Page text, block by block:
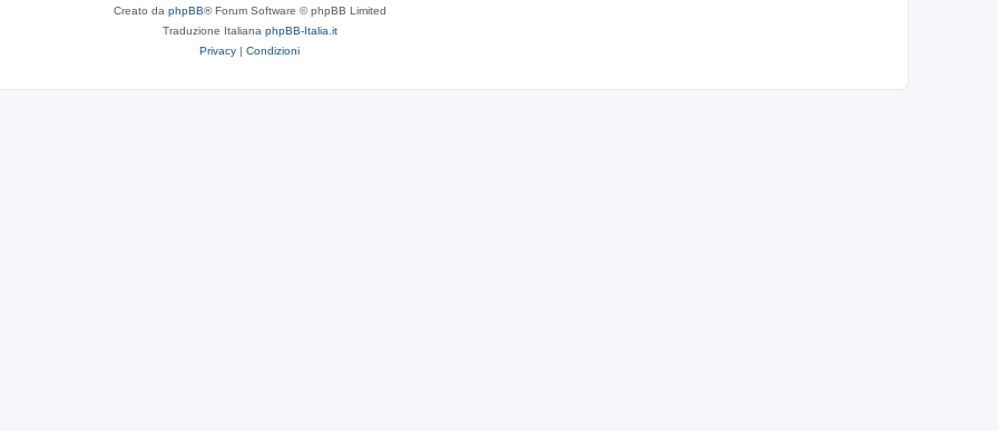
Creato da phpBB® Forum Software © phpBB Limited
Traduzione Italiana phpBB-Italia.it
Privacy | Condizioni